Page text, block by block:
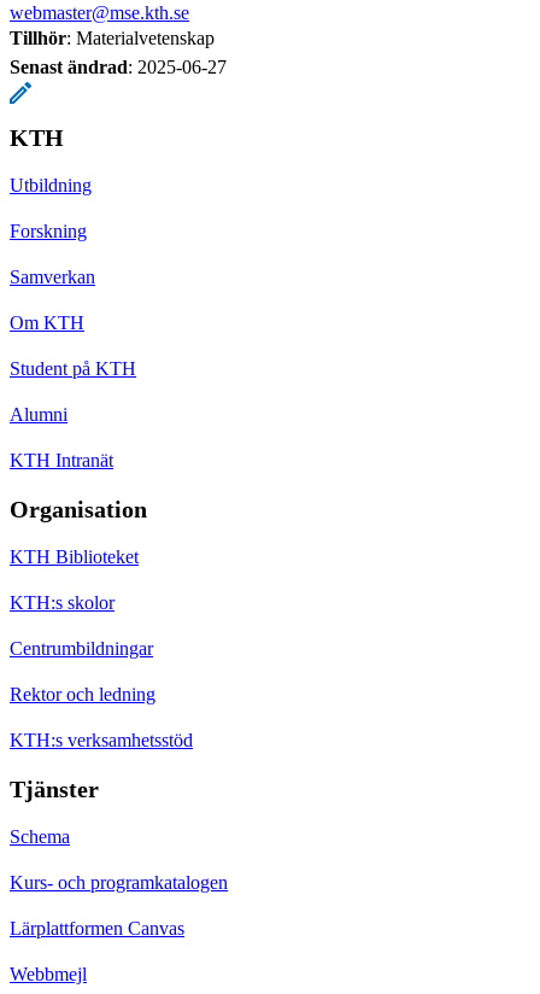
webmaster@mse.kth.se
Tillhör: Materialvetenskap
Senast ändrad: 2025-06-27
KTH
Utbildning
Forskning
Samverkan
Om KTH
Student på KTH
Alumni
KTH Intranät
Organisation
KTH Biblioteket
KTH:s skolor
Centrumbildningar
Rektor och ledning
KTH:s verksamhetsstöd
Tjänster
Schema
Kurs- och programkatalogen
Lärplattformen Canvas
Webbmejl